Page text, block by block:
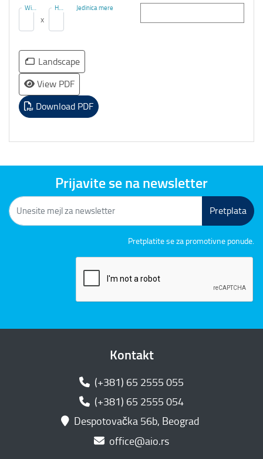
Width (MM)
x
Height (MM)
Jedinica mere
Landscape
View PDF
Download PDF
Prijavite se na newsletter
Pretplata
Pretplatite se za promotivne ponude.
Kontakt
(+381) 65 2555 055
(+381) 65 2555 054
Despotovačka 56b, Beograd
office@aio.rs